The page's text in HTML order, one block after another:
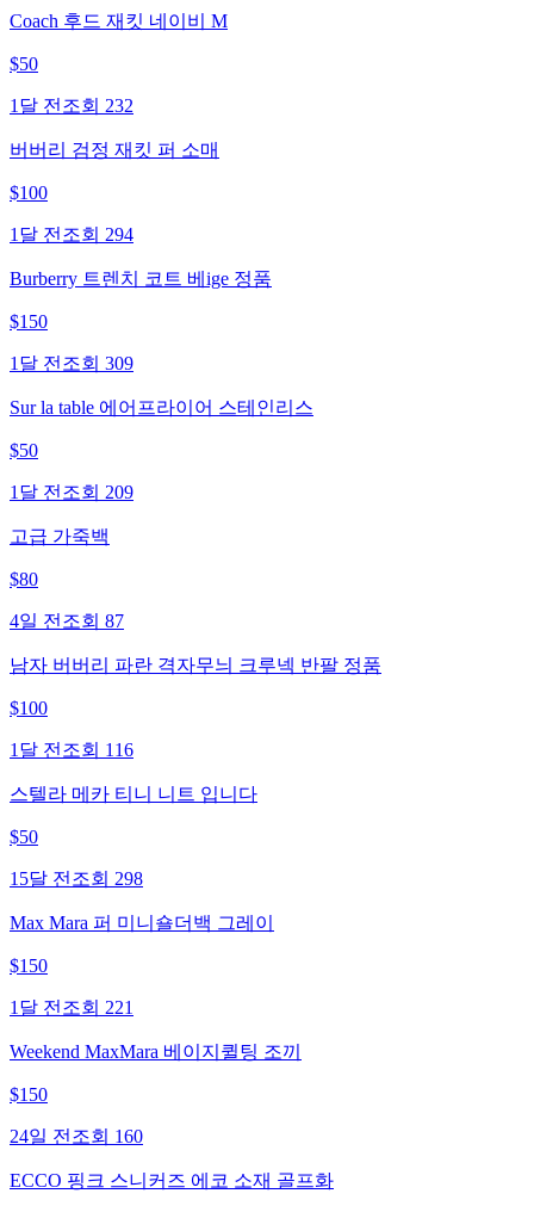
Coach 후드 재킷 네이비 M
$50
1달 전 조회 232
버버리 검정 재킷 퍼 소매
$100
1달 전 조회 294
Burberry 트렌치 코트 베ige 정품
$150
1달 전 조회 309
Sur la table 에어프라이어 스테인리스
$50
1달 전 조회 209
고급 가죽백
$80
4일 전 조회 87
남자 버버리 파란 격자무늬 크루넥 반팔 정품
$100
1달 전 조회 116
스텔라 메카 티니 니트 입니다
$50
15달 전 조회 298
Max Mara 퍼 미니숄더백 그레이
$150
1달 전 조회 221
Weekend MaxMara 베이지퀼팅 조끼
$150
24일 전 조회 160
ECCO 핑크 스니커즈 에코 소재 골프화